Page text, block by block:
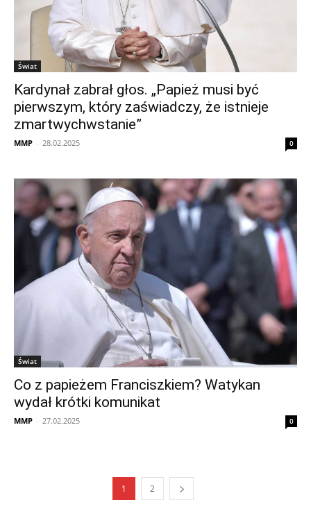
Świat
Kardynał zabrał głos. „Papież musi być
pierwszym, który zaświadczy, że istnieje
zmartwychwstanie”
MMP - 28.02.2025 0
Świat
Co z papieżem Franciszkiem? Watykan
wydał krótki komunikat
MMP - 27.02.2025 0
1 2